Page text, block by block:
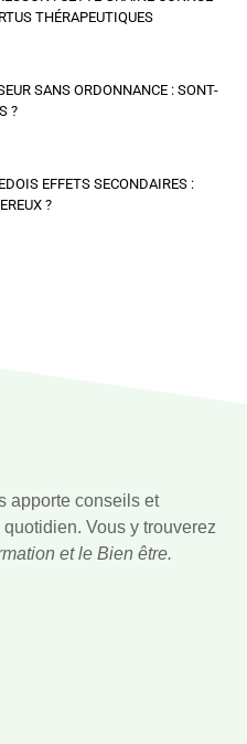
THÉRAPEUTIQUES
SANS ORDONNANCE : SONT-
?
EFFETS SECONDAIRES :
?
apporte conseils et
quotidien. Vous y trouverez
et le Bien être.